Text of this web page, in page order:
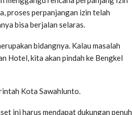
proses perpanjangan izin telah
bisa berjalan selaras.
bidangnya. Kalau masalah
Hotel, kita akan pindah ke Bengkel
Kota Sawahlunto.
ini harus mendapat dukungan penuh